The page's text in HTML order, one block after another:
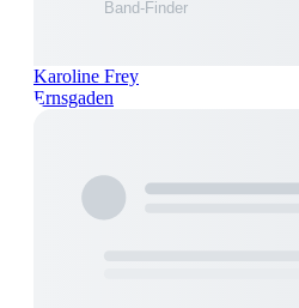
Karoline Frey
Ernsgaden